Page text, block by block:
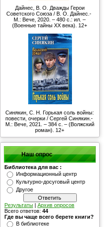
Дайнес, В. О. Дважды Герои
Советского Союза / В. О. Дайнес.-
М.: Вече, 2020. – 480 с.: ил. –
(Военные тайны ХХ века). 12+
Синякин, С. Н. Горькая соль войны:
повести, очерки / Сергей Синякин.-
М.: Вече, 2021. – 384 с. – (Волжский
роман). 12+
Наш опрос
Библиотека для вас :
Информационный центр
Культурно-досуговый центр
Другое
Результаты | Архив опросов
Всего ответов: 44
Где вы чаще всего берете книги?
В библиотеке